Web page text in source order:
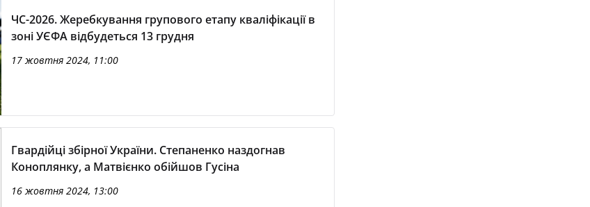
ЧС-2026. Жеребкування групового етапу кваліфікації в
зоні УЄФА відбудеться 13 грудня
17 жовтня 2024, 11:00
Гвардійці збірної України. Степаненко наздогнав
Коноплянку, а Матвієнко обійшов Гусіна
16 жовтня 2024, 13:00